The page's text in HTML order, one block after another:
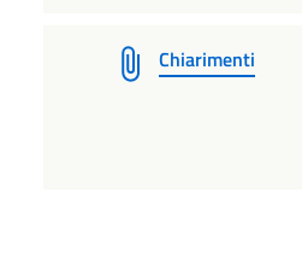
Chiarimenti